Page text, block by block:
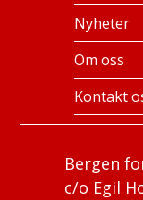
Bergen
c/o Egil
Nyheter
Om oss
Kontakt